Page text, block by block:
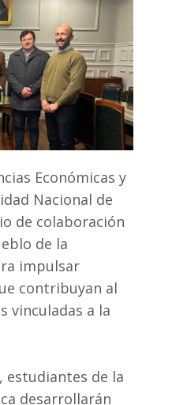
Económicas y
Nacional de
de colaboración
de la
impulsar
contribuyan al
vinculadas a la
estudiantes de la
desarrollarán